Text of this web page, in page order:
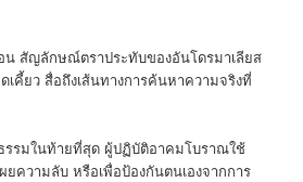
น สัญลักษณ์ตราประทับของอันโดรมาเลียส
คี้ยว สื่อถึงเส้นทางการค้นหาความจริงที่
รรมในท้ายที่สุด ผู้ปฏิบัติอาคมโบราณใช้
ความลับ หรือเพื่อป้องกันตนเองจากการ